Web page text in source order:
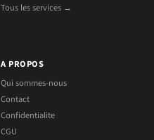
Tous les services →
A PROPOS
Qui sommes-nous
Contact
Confidentialite
CGU